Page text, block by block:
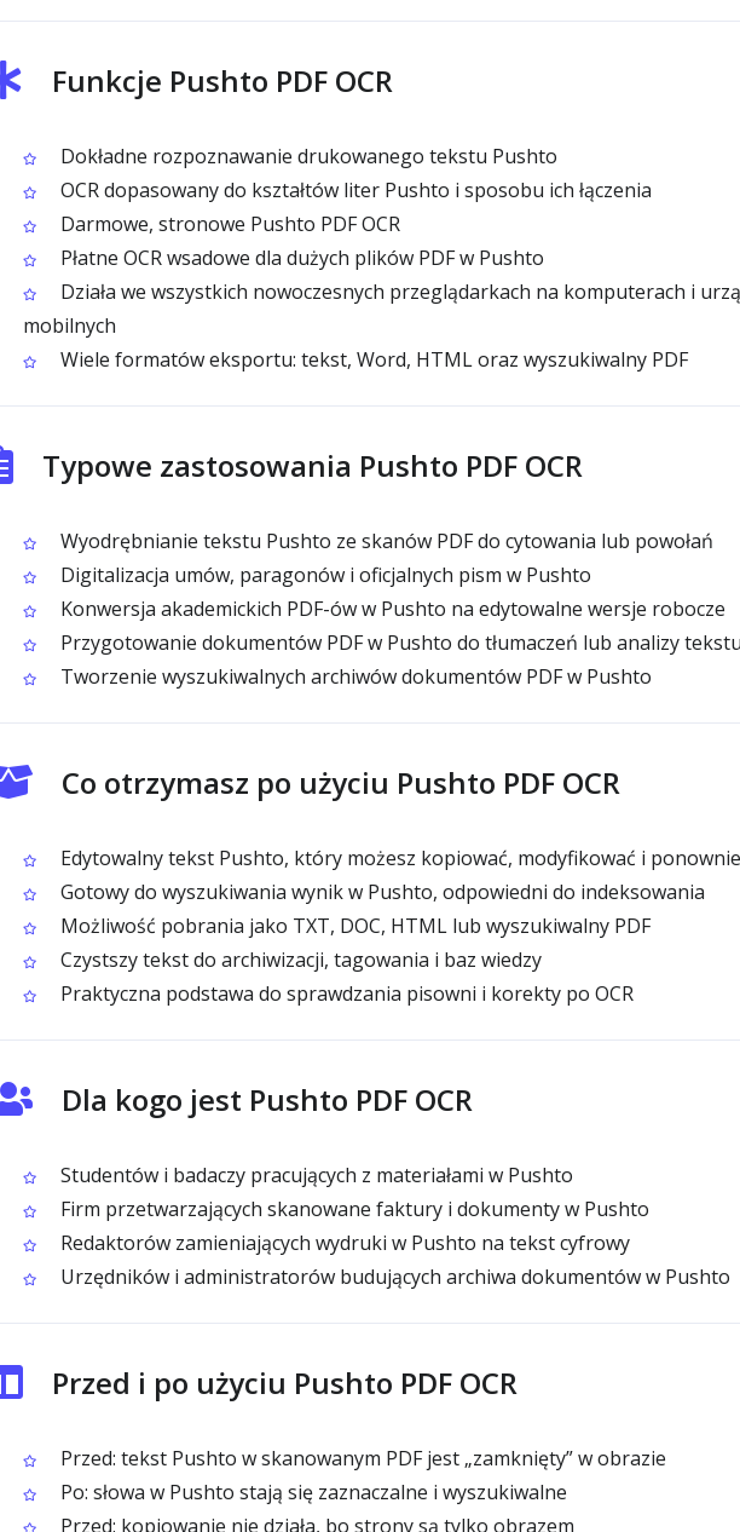
Funkcje Pushto PDF OCR
Dokładne rozpoznawanie drukowanego tekstu Pushto
OCR dopasowany do kształtów liter Pushto i sposobu ich łączenia
Darmowe, stronowe Pushto PDF OCR
Płatne OCR wsadowe dla dużych plików PDF w Pushto
Działa we wszystkich nowoczesnych przeglądarkach na komputerach i
mobilnych
Wiele formatów eksportu: tekst, Word, HTML oraz wyszukiwalny PDF
Typowe zastosowania Pushto PDF OCR
Wyodrębnianie tekstu Pushto ze skanów PDF do cytowania lub powołań
Digitalizacja umów, paragonów i oficjalnych pism w Pushto
Konwersja akademickich PDF-ów w Pushto na edytowalne wersje robocze
Przygotowanie dokumentów PDF w Pushto do tłumaczeń lub analizy tekstu
Tworzenie wyszukiwalnych archiwów dokumentów PDF w Pushto
Co otrzymasz po użyciu Pushto PDF OCR
Edytowalny tekst Pushto, który możesz kopiować, modyfikować i
Gotowy do wyszukiwania wynik w Pushto, odpowiedni do indeksowania
Możliwość pobrania jako TXT, DOC, HTML lub wyszukiwalny PDF
Czystszy tekst do archiwizacji, tagowania i baz wiedzy
Praktyczna podstawa do sprawdzania pisowni i korekty po OCR
Dla kogo jest Pushto PDF OCR
Studentów i badaczy pracujących z materiałami w Pushto
Firm przetwarzających skanowane faktury i dokumenty w Pushto
Redaktorów zamieniających wydruki w Pushto na tekst cyfrowy
Urzędników i administratorów budujących archiwa dokumentów w Pushto
Przed i po użyciu Pushto PDF OCR
Przed: tekst Pushto w skanowanym PDF jest „zamknięty” w obrazie
Po: słowa w Pushto stają się zaznaczalne i wyszukiwalne
Przed: kopiowanie nie działa, bo strony są tylko obrazem